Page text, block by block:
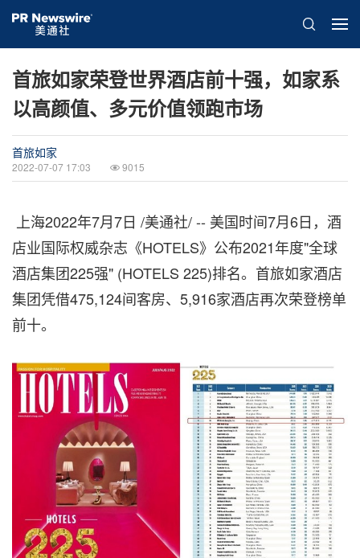
首旅如家荣登世界酒店前十强，如家系
以高颜值、多元价值领跑市场
首旅如家
2022-07-07 17:03 9015
上海2022年7月7日 /美通社/ -- 美国时间7月6日，酒
店业国际权威杂志《HOTELS》公布2021年度"全球
酒店集团225强" (HOTELS 225)排名。首旅如家酒店
集团凭借475,124间客房、5,916家酒店再次荣登榜单
前十。